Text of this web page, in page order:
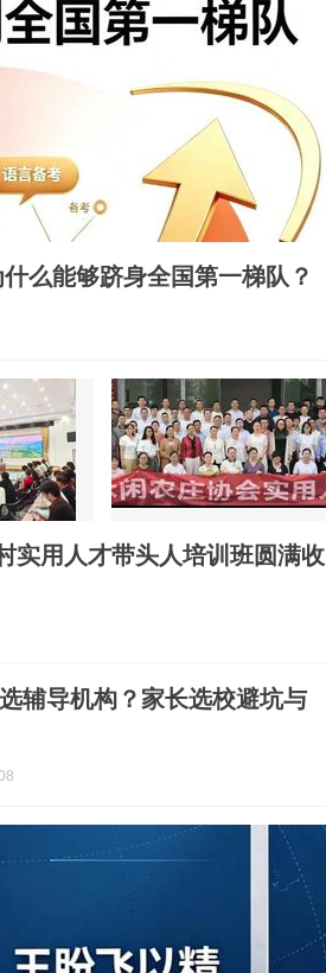
么能够跻身全国第一梯队？
实用人才带头人培训班圆满收
辅导机构？家长选校避坑与